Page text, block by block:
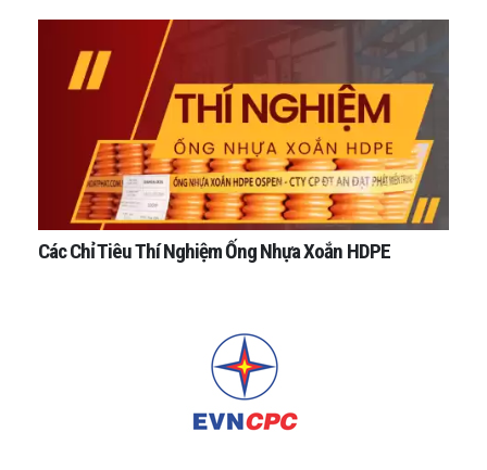
Các Chỉ Tiêu Thí Nghiệm Ống Nhựa Xoắn HDPE